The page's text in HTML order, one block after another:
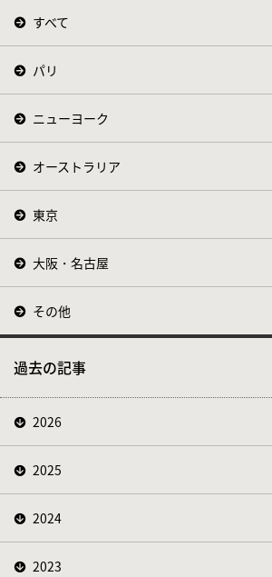
すべて
パリ
ニューヨーク
オーストラリア
東京
大阪・名古屋
その他
過去の記事
2026
2025
2024
2023